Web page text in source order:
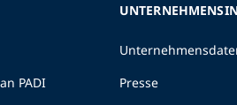
PADI
Presse